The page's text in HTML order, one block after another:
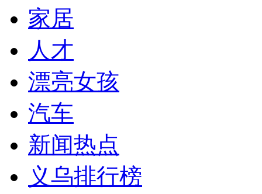
家居
人才
漂亮女孩
汽车
新闻热点
义乌排行榜